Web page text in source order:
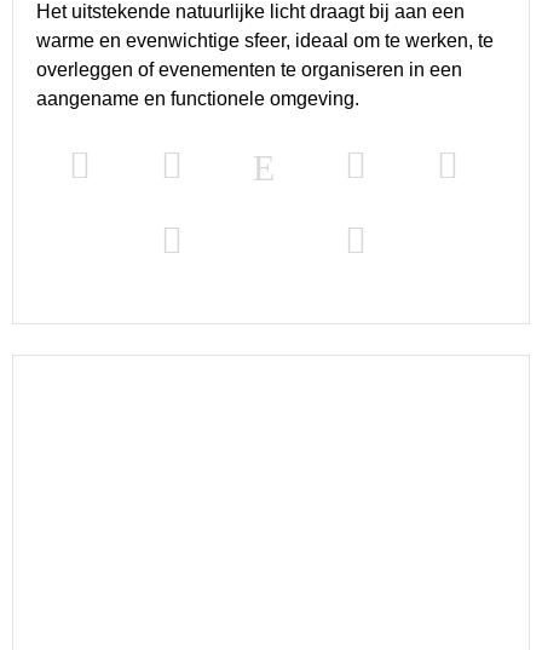
Het uitstekende natuurlijke licht draagt bij aan een
warme en evenwichtige sfeer, ideaal om te werken, te
overleggen of evenementen te organiseren in een
aangename en functionele omgeving.